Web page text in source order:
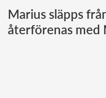
Norska
Danska
Marius släpps
återförenas